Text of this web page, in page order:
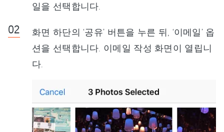
일을 선택합니다.
화면 하단의 ‘공유’ 버튼을 누른 뒤, ‘이메일’ 옵
션을 선택합니다. 이메일 작성 화면이 열립니
다.